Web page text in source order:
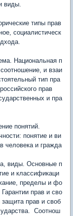
виды.
типы прав
социалистическ
Национальная п
и вза­и
тип пра
прав
и пра
понятий.
понятие и ви
человека и гражда
виды. Основные п
и классификаци
пределы и фо
прав и сво
прав и своб
Соотнош